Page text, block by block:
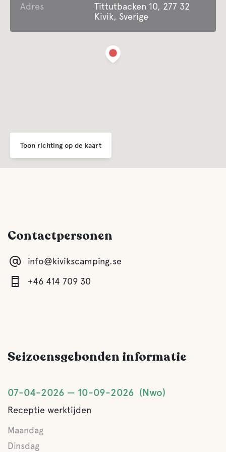
Biedt seizoensgebonden accommodatie
Comfort
Keuken
Zoet water
Winkels
Adres
Tittutbacken 10, 277 32
Kivik, Sverige
Toon richting op de kaart
Contactpersonen
info@kivikscamping.se
+46 414 709 30
Seizoensgebonden informatie
07-04-2026 10-09-2026 Nwo
Receptie werktijden
Maandag
Dinsdag